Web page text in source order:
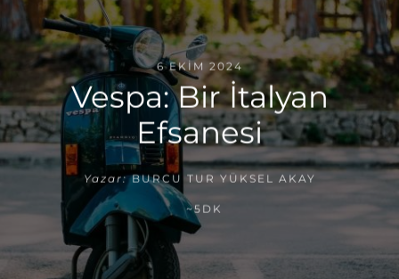
6 EKIM 2024
Vespa: Bir İtalyan
Efsanesi
Yazar: BURCU TUR YÜKSEL AKAY
~5DK